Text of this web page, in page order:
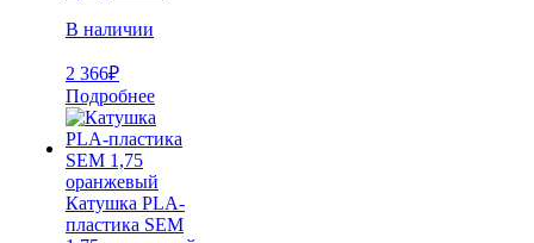
В наличии
2 366₽
Подробнее
Катушка PLA-
пластика SEM